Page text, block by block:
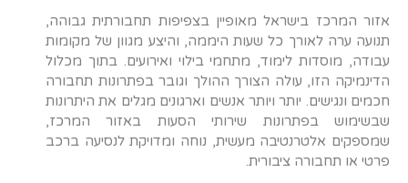
אזור המרכז בישראל מאופיין בצפיפות תחבורתית גבוהה,
תנועה ערה לאורך כל שעות היממה, והיצע מגוון של מקומות
עבודה, מוסדות לימוד, מתחמי בילוי ואירועים. בתוך מכלול
הדינמיקה הזו, עולה הצורך ההולך וגובר בפתרונות תחבורה
חכמים ונגישים. יותר ויותר אנשים וארגונים מגלים את היתרונות
שבשימוש בפתרונות שירותי הסעות באזור המרכז,
שמספקים אלטרנטיבה מעשית, נוחה ומדויקת לנסיעה ברכב
פרטי או תחבורה ציבורית.